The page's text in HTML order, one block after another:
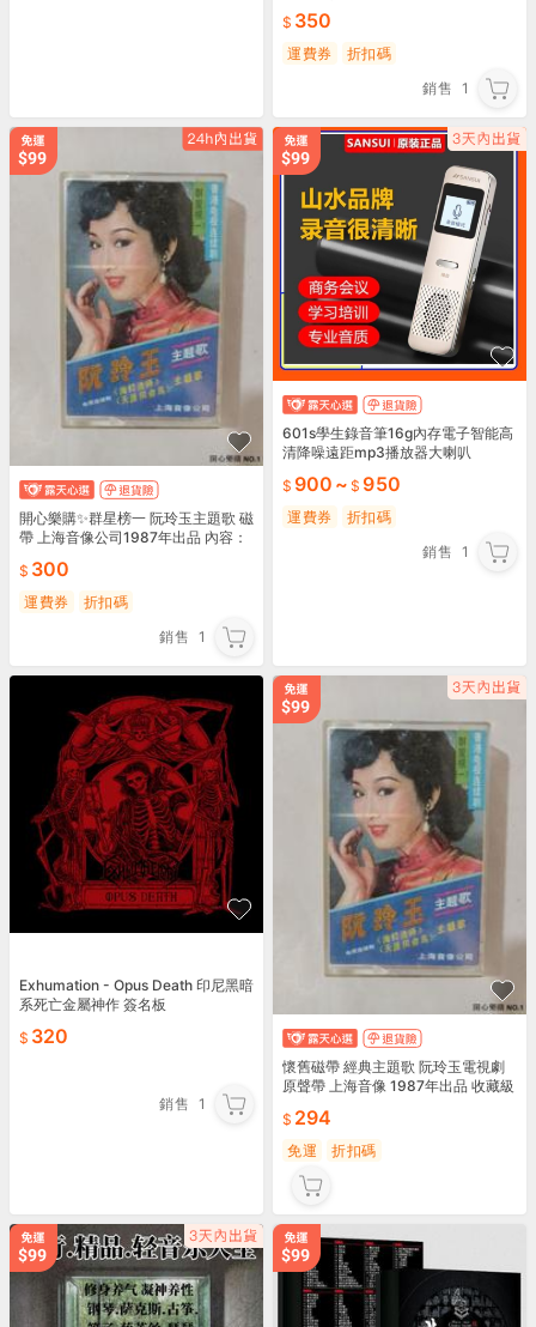
品，看好再拍，
350
運費券
折扣碼
銷售 1
開心樂購✨群星榜一 阮玲玉主題歌 磁
帶 上海音像公司1987年出品 內容：
師》主題歌 品
300
運費券
折扣碼
銷售 1
601s學生錄音筆16g內存電子智能高
清降噪遠距mp3播放器大喇叭
900 ~ 950
運費券
折扣碼
銷售 1
Exhumation - Opus Death 印尼黑暗
系死亡金屬神作 簽名板
320
銷售 1
懷舊磁帶 經典主題歌 阮玲玉電視劇
原聲帶 上海音像 1987年出品 收藏級
294
免運 折扣碼